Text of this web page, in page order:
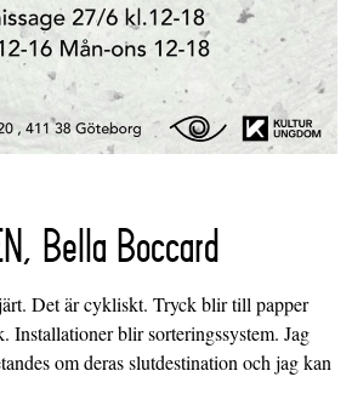
Bella Boccard
Det är cykliskt. Tryck blir till papper
Installationer blir sorteringssystem. Jag
om deras slutdestination och jag kan